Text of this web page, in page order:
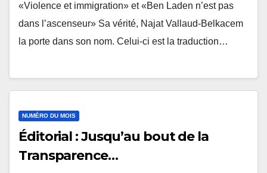
«Violence et immigration» et «Ben Laden n’est pas
dans l’ascenseur» Sa vérité, Najat Vallaud-Belkacem
la porte dans son nom. Celui-ci est la traduction…
NUMÉRO DU MOIS
Éditorial : Jusqu’au bout de la
Transparence…